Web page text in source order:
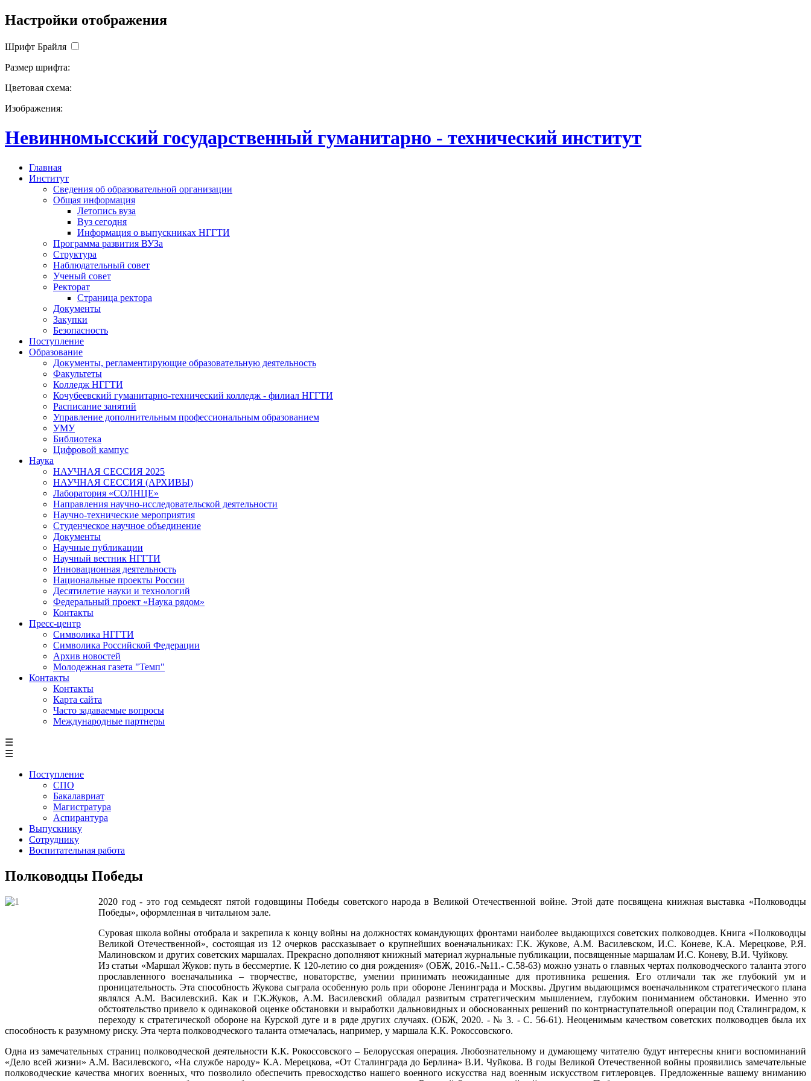
Настройки отображения
Шрифт Брайля
Размер шрифта:
Цветовая схема:
Изображения:
Невинномысский государственный гуманитарно - технический институт
Главная
Институт
Сведения об образовательной организации
Общая информация
Летопись вуза
Вуз сегодня
Информация о выпускниках НГГТИ
Программа развития ВУЗа
Структура
Наблюдательный совет
Ученый совет
Ректорат
Страница ректора
Документы
Закупки
Безопасность
Поступление
Образование
Документы, регламентирующие образовательную деятельность
Факультеты
Колледж НГГТИ
Кочубеевский гуманитарно-технический колледж - филиал НГГТИ
Расписание занятий
Управление дополнительным профессиональным образованием
УМУ
Библиотека
Цифровой кампус
Наука
НАУЧНАЯ СЕССИЯ 2025
НАУЧНАЯ СЕССИЯ (АРХИВЫ)
Лаборатория «СОЛНЦЕ»
Направления научно-исследовательской деятельности
Научно-технические мероприятия
Студенческое научное объединение
Документы
Научные публикации
Научный вестник НГГТИ
Инновационная деятельность
Национальные проекты России
Десятилетие науки и технологий
Федеральный проект «Наука рядом»
Контакты
Пресс-центр
Символика НГГТИ
Символика Российской Федерации
Архив новостей
Молодежная газета "Темп"
Контакты
Контакты
Карта сайта
Часто задаваемые вопросы
Международные партнеры
☰
☰
Поступление
СПО
Бакалавриат
Магистратура
Аспирантура
Выпускнику
Сотруднику
Воспитательная работа
Полководцы Победы
2020 год - это год семьдесят пятой годовщины Победы советского народа в Великой Отечественной войне. Этой дате посвящена книжная выставка «Полководцы
Победы», оформленная в читальном зале.
Суровая школа войны отобрала и закрепила к концу войны на должностях командующих фронтами наиболее выдающихся советских полководцев. Книга «Полководцы
Великой Отечественной», состоящая из 12 очерков рассказывает о крупнейших военачальниках: Г.К. Жукове, А.М. Василевском, И.С. Коневе, К.А. Мерецкове, Р.Я.
Малиновском и других советских маршалах. Прекрасно дополняют книжный материал журнальные публикации, посвященные маршалам И.С. Коневу, В.И. Чуйкову.
Из статьи «Маршал Жуков: путь в бессмертие. К 120-летию со дня рождения» (ОБЖ, 2016.-№11.- С.58-63) можно узнать о главных чертах полководческого таланта этого
прославленного военачальника – творчестве, новаторстве, умении принимать неожиданные для противника решения. Его отличали так же глубокий ум и
проницательность. Эта способность Жукова сыграла особенную роль при обороне Ленинграда и Москвы. Другим выдающимся военачальником стратегического плана
являлся А.М. Василевский. Как и Г.К.Жуков, А.М. Василевский обладал развитым стратегическим мышлением, глубоким пониманием обстановки. Именно это
обстоятельство привело к одинаковой оценке обстановки и выработки дальновидных и обоснованных решений по контрнаступательной операции под Сталинградом, к
переходу к стратегической обороне на Курской дуге и в ряде других случаях. (ОБЖ, 2020. - № 3. - С. 56-61). Неоценимым качеством советских полководцев была их
способность к разумному риску. Эта черта полководческого таланта отмечалась, например, у маршала К.К. Рокоссовского.
Одна из замечательных страниц полководческой деятельности К.К. Рокоссовского – Белорусская операция. Любознательному и думающему читателю будут интересны книги воспоминаний
«Дело всей жизни» А.М. Василевского, «На службе народу» К.А. Мерецкова, «От Сталинграда до Берлина» В.И. Чуйкова. В годы Великой Отечественной войны проявились замечательные
полководческие качества многих военных, что позволило обеспечить превосходство нашего военного искусства над военным искусством гитлеровцев. Предложенные вашему вниманию